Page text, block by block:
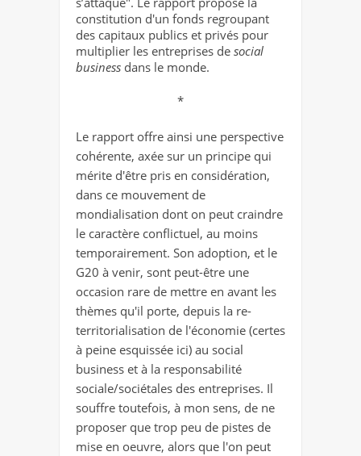
constitution d'un fonds regroupant
des capitaux publics et privés pour
multiplier les entreprises de social
business dans le monde.
*
Le rapport offre ainsi une perspective
cohérente, axée sur un principe qui
mérite d'être pris en considération,
dans ce mouvement de
mondialisation dont on peut craindre
le caractère conflictuel, au moins
temporairement. Son adoption, et le
G20 à venir, sont peut-être une
occasion rare de mettre en avant les
thèmes qu'il porte, depuis la re-
territorialisation de l'économie (certes
à peine esquissée ici) au social
business et à la responsabilité
sociale/sociétales des entreprises. Il
souffre toutefois, à mon sens, de ne
proposer que trop peu de pistes de
mise en oeuvre, alors que l'on peut